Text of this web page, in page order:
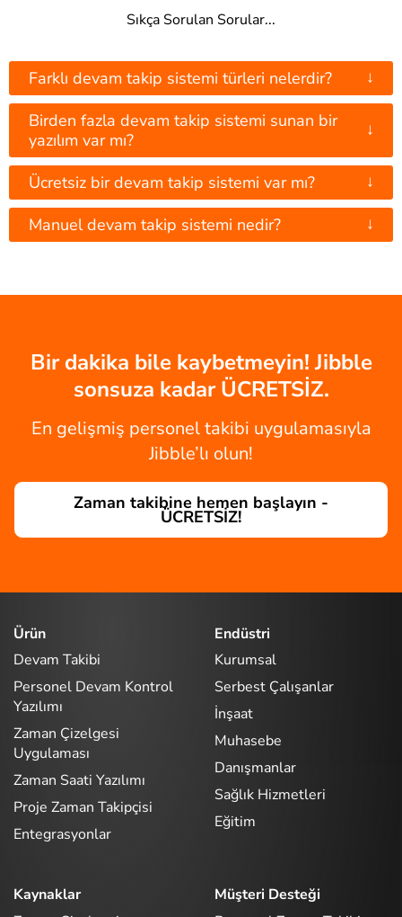
Sıkça Sorulan Sorular...
Farklı devam takip sistemi türleri nelerdir? ↓
Birden fazla devam takip sistemi sunan bir
yazılım var mı?
↓
Ücretsiz bir devam takip sistemi var mı? ↓
Manuel devam takip sistemi nedir? ↓
Bir dakika bile kaybetmeyin! Jibble
sonsuza kadar ÜCRETSİZ.
En gelişmiş personel takibi uygulamasıyla
Jibble’lı olun!
Zaman takibine hemen başlayın -
ÜCRETSİZ!
Ürün
Devam Takibi
Personel Devam Kontrol
Yazılımı
Zaman Çizelgesi
Uygulaması
Zaman Saati Yazılımı
Proje Zaman Takipçisi
Entegrasyonlar
Endüstri
Kurumsal
Serbest Çalışanlar
İnşaat
Muhasebe
Danışmanlar
Sağlık Hizmetleri
Eğitim
Kaynaklar
Müşteri Desteği